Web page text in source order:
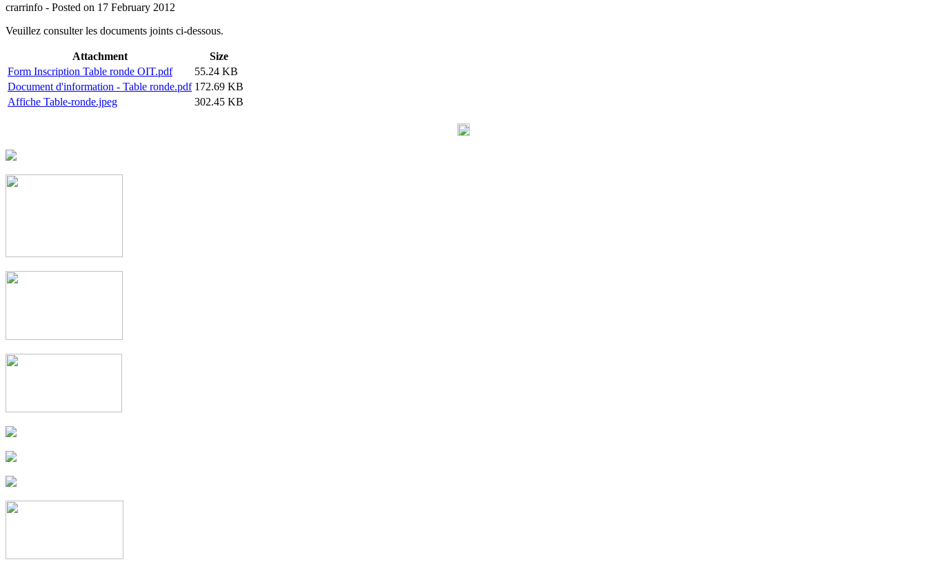
crarrinfo - Posted on 17 February 2012
Veuillez consulter les documents joints ci-dessous.
Attachment
Size
Form Inscription Table ronde OIT.pdf
55.24 KB
Document d'information - Table ronde.pdf 172.69 KB
Affiche Table-ronde.jpeg
302.45 KB